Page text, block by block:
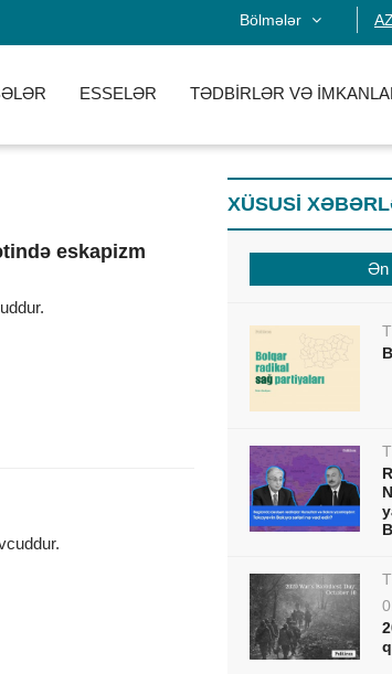
Bölmələr AZ
ESSELƏR TƏDBİRLƏR VƏ
eskapizm
XÜSUSİ
Ən